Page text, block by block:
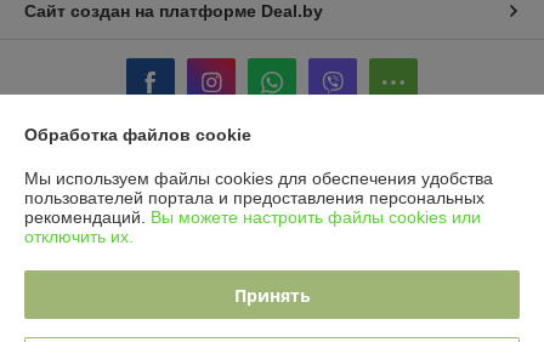
Сайт создан на платформе Deal.by
Информация для покупателя
Юридическое лицо:OOO "Юнитад Промо"
220092, Республика Беларусь, г. Минск, ул. Берута, 3Б, пом. 2, к. 37/1
Регистрационный номер ЕГР: 193668438
Обработка файлов cookie
Мы используем файлы cookies для обеспечения удобства
пользователей портала и предоставления персональных
рекомендаций. Вы можете настроить файлы cookies или
отключить их.
Принять